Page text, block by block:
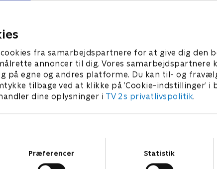
fra samarbejdspartnere for at give dig den
annoncer til dig. Vores samarbejdspartnere
egne og andres platforme. Du kan til- og
tilbage ved at klikke på ’Cookie-indstillinger’ i
dine oplysninger i TV 2s privatlivspolitik.
Præferencer Statistik